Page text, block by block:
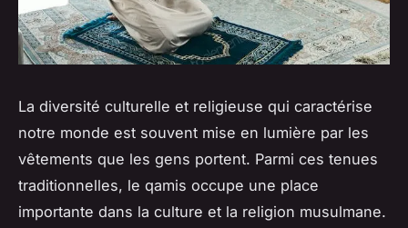
La diversité culturelle et religieuse qui caractérise
notre monde est souvent mise en lumière par les
vêtements que les gens portent. Parmi ces tenues
traditionnelles, le qamis occupe une place
importante dans la culture et la religion musulmane.